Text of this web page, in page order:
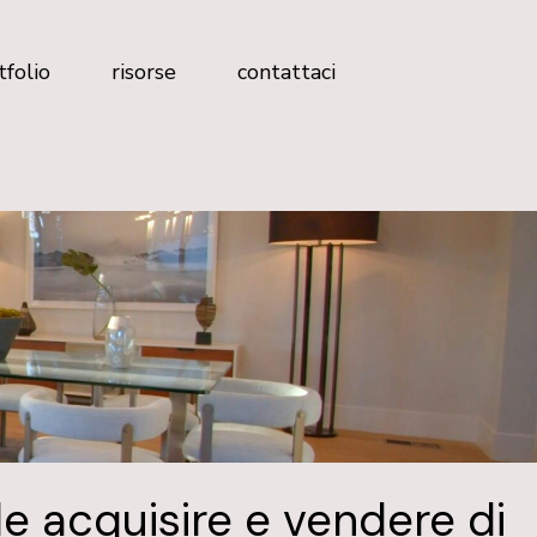
risorse
FAQ
Analisi Profilo Social
Test Brand Immobiliare
Scopri dove sei rispetto alla
concorrenza
Glossario
Libro marketing immobiliare 2026
contattaci
Scopri dove sei rispetto alla
concorrenza
Glossario
Libro marketing immobiliare 2026
acquisire e vendere di